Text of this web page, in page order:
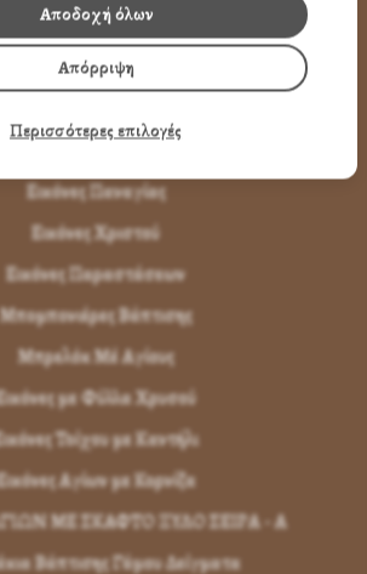
LINK
ΤΑ ΠΡΟΪΟΝΤΑ ΜΑΣ
Εικόνες Αγίων
Εικόνες Παναγίας
Εικόνες Χριστού
Εικόνες Παραστάσεων
Μπομπονιέρες Βάπτισης
Μπρελόκ Μέ Αγίους
με Φύλλα Χρυσού
Τοίχου με Καντήλι
Αγίων με Κορνίζα
ΜΕ ΣΚΑΦΤΟ ΞΥΛΟ ΣΕΙΡΑ - Α
Βάπτισης Γάμου Δείγματα
Απόρριψη
Αποδοχή όλων
Περισσότερες επιλογές